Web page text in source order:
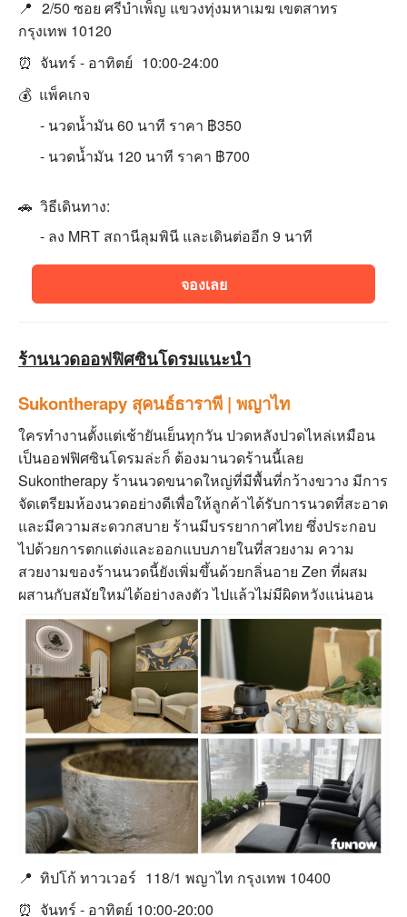
📍 2/50 ซอย ศรีบำเพ็ญ แขวงทุ่งมหาเมฆ เขตสาทร
กรุงเทพ 10120
⏰ จันทร์ - อาทิตย์ 10:00-24:00
💰 แพ็คเกจ
- นวดนํ้ามัน 60 นาที ราคา ฿350
- นวดนํ้ามัน 120 นาที ราคา ฿700
🚗 วิธีเดินทาง:
- ลง MRT สถานีลุมพินี และเดินต่ออีก 9 นาที
จองเลย
ร้านนวดออฟฟิศซินโดรมแนะนำ
Sukontherapy สุคนธ์ธาราพี | พญาไท
ใครทำงานตั้งแต่เช้ายันเย็นทุกวัน ปวดหลังปวดไหล่เหมือน
เป็นออฟฟิศซินโดรมล่ะก็ ต้องมานวดร้านนี้เลย
Sukontherapy ร้านนวดขนาดใหญ่ที่มีพื้นที่กว้างขวาง มีการ
จัดเตรียมห้องนวดอย่างดีเพื่อให้ลูกค้าได้รับการนวดที่สะอาด
และมีความสะดวกสบาย ร้านมีบรรยากาศไทย ซึ่งประกอบ
ไปด้วยการตกแต่งและออกแบบภายในที่สวยงาม ความ
สวยงามของร้านนวดนี้ยังเพิ่มขึ้นด้วยกลิ่นอาย Zen ที่ผสม
ผสานกับสมัยใหม่ได้อย่างลงตัว ไปแล้วไม่มีผิดหวังแน่นอน
📍 ทิปโก้ ทาวเวอร์ 118/1 พญาไท กรุงเทพ 10400
⏰ จันทร์ - อาทิตย์ 10:00-20:00